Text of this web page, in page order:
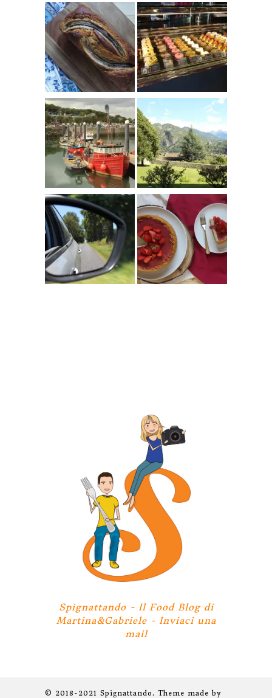
Spignattando - Il Food Blog di
Martina&Gabriele - Inviaci una
mail
© 2018-2021 Spignattando. Theme made by